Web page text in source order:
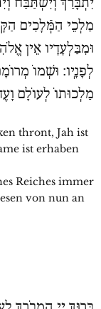
מַלְכֵי הַמְּֿלָכִים
וּמִבַּלְעָדָיו אֵין
לְפָנָֽיו׃ וּשְׁמוֹ
מַלְכוּתוֺ לְעוֺלָם
thront, Jah ist
ist erhaben
Reiches immer
von nun an